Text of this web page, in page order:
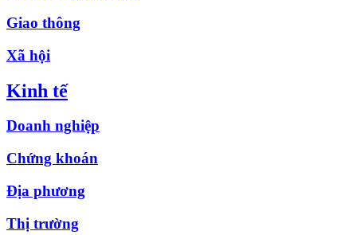
Giao thông
Xã hội
Kinh tế
Doanh nghiệp
Chứng khoán
Địa phương
Thị trường